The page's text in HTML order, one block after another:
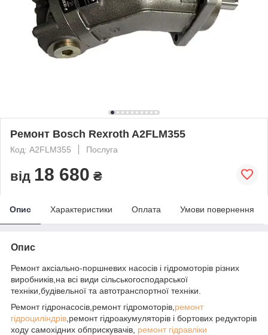
Ремонт Bosch Rexroth A2FLM355
Код: A2FLM355 Послуга
від 18 680 ₴
Опис Характеристики Оплата Умови повернення
Опис
Ремонт аксіально-поршневих насосів і гідромоторів різних
виробників,на всі види сільськогосподарської
техніки,будівельної та автотранспортної техніки.
Ремонт гідронасосів,ремонт гідромоторів, ремонт
гідроциліндрів ,ремонт гідроакумуляторів і бортових редукторів
ходу самохідних обприскувачів, ремонт гідравліки